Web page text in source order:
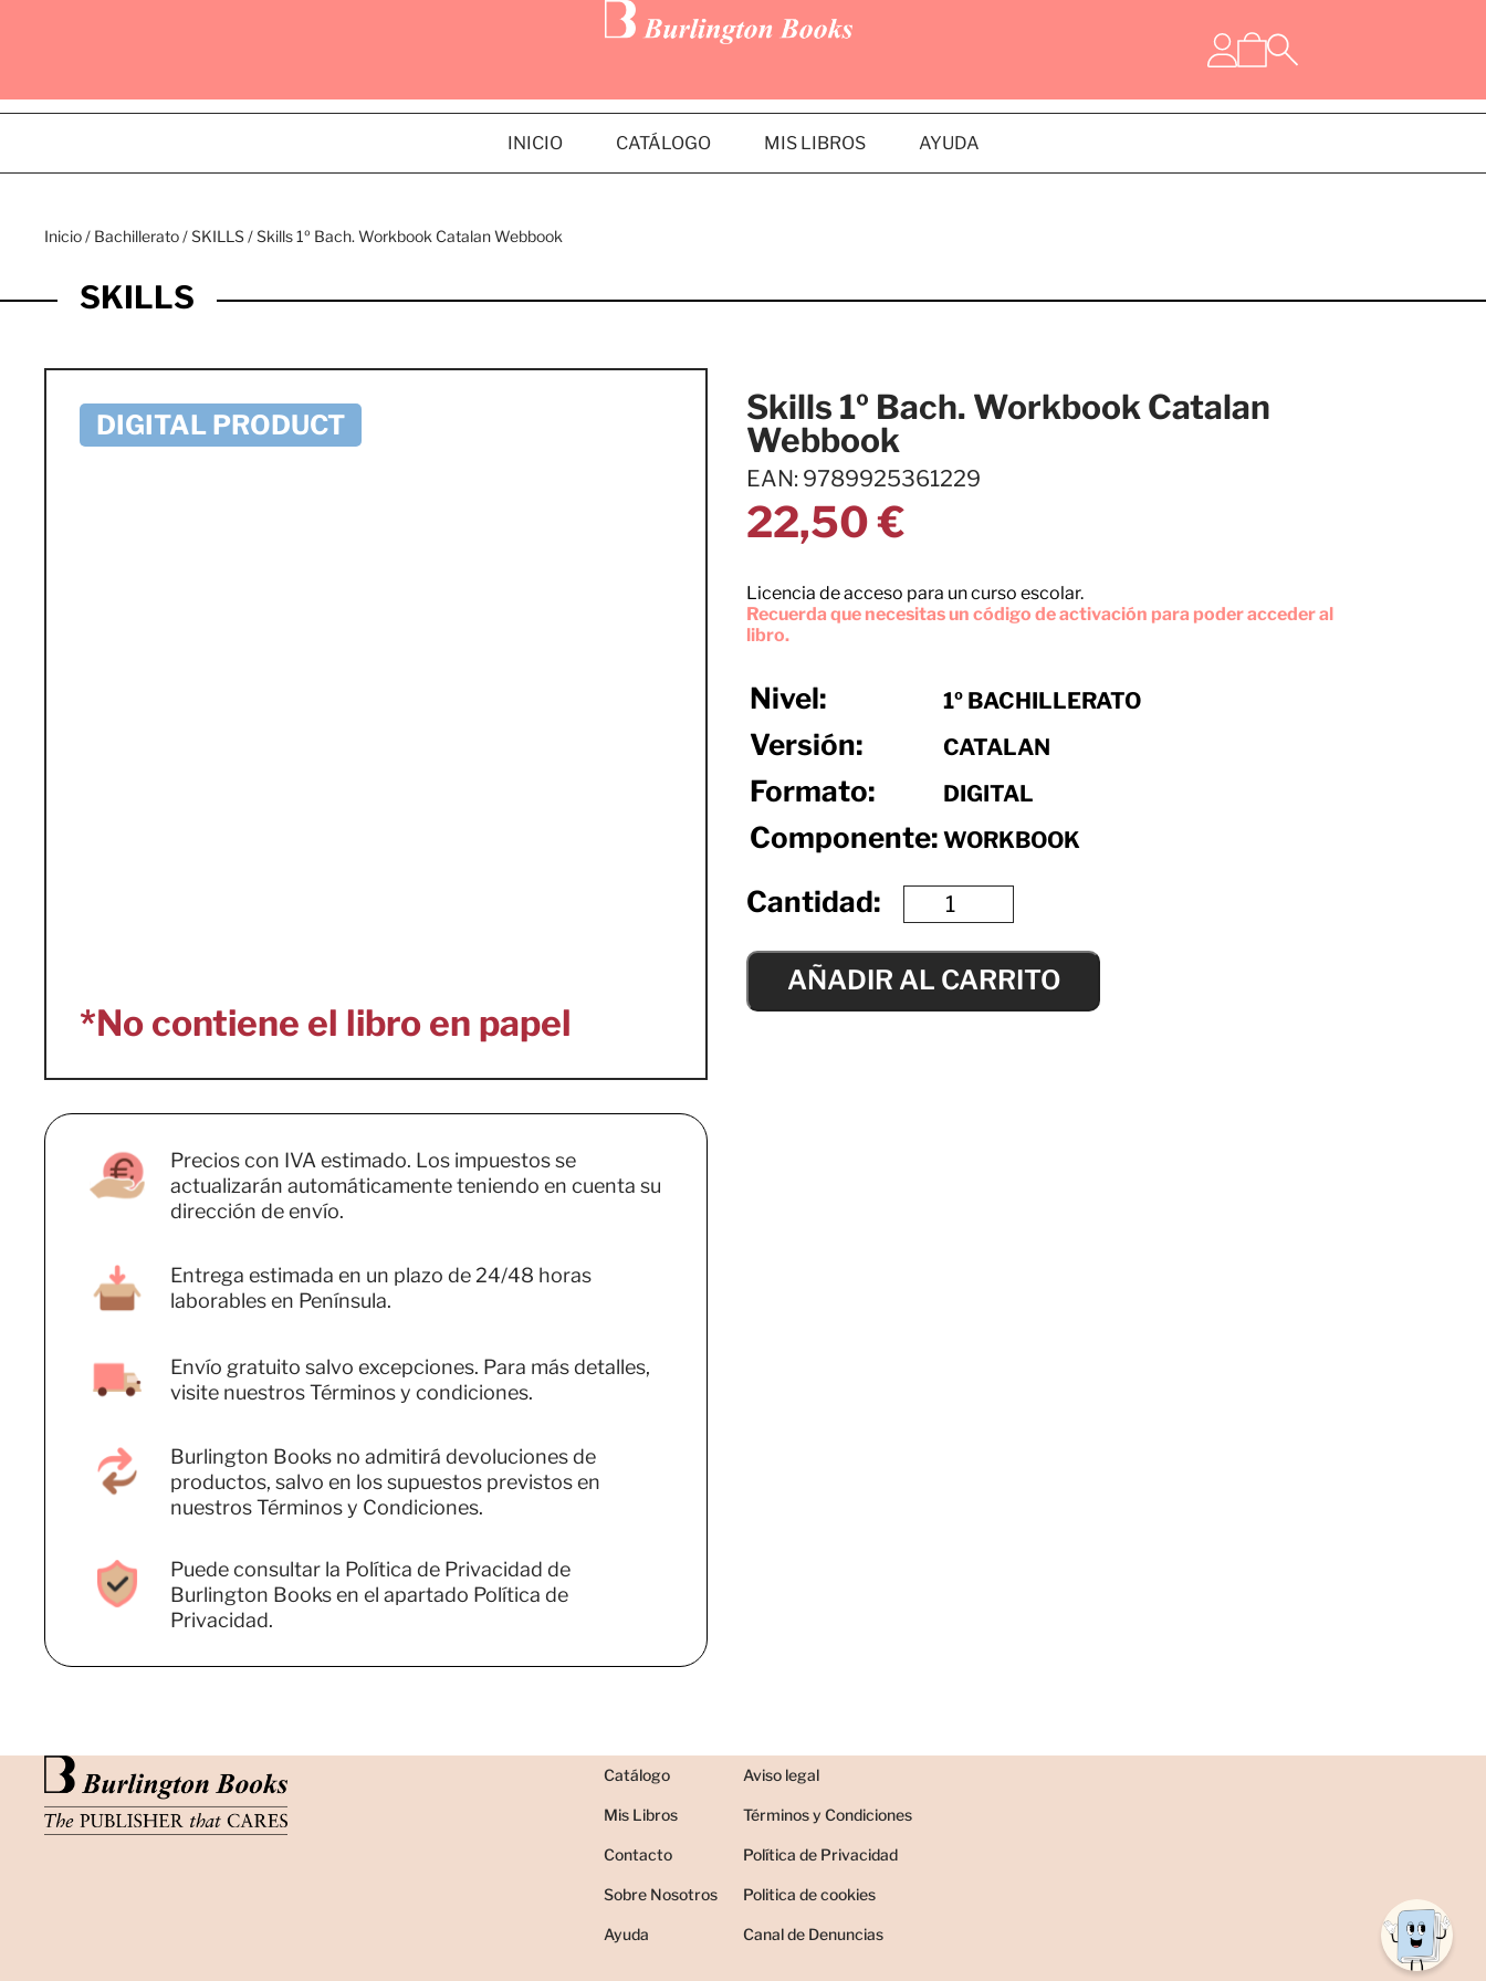
INICIO CATÁLOGO MIS LIBROS AYUDA
Inicio/ Bachillerato/SKILLS/ Skills 1º Bach. Workbook Catalan Webbook
SKILLS
Skills 1º Bach. Workbook Catalan
Webbook
EAN: 9789925361229
22,50€
Licencia de acceso para un curso escolar.
Recuerda que necesitas un código de activación para poder acceder al
libro.
Nivel: 1º BACHILLERATO
Versión: CATALAN
Formato: DIGITAL
Componente: WORKBOOK
AÑADIR AL CARRITO
Precios con IVA estimado. Los impuestos se
actualizarán automáticamente teniendo en cuenta su
dirección de envío.
Entrega estimada en un plazo de 24/48 horas
laborables en Península.
Envío gratuito salvo excepciones. Para más detalles,
visite nuestros Términos y condiciones.
Burlington Books no admitirá devoluciones de
productos, salvo en los supuestos previstos en
nuestros Términos y Condiciones.
Puede consultar la Política de Privacidad de
Burlington Books en el apartado Política de
Privacidad.
Catálogo
Mis Libros
Contacto
Sobre Nosotros
Ayuda
Aviso legal
Términos y Condiciones
Política de Privacidad
Politica de cookies
Canal de Denuncias